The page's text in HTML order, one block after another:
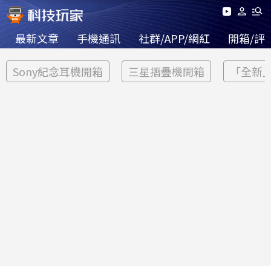
最新文章 手機通訊 社群/APP/網紅 開箱/評
Sony紀念耳機開箱 三星摺疊機開箱 「全新